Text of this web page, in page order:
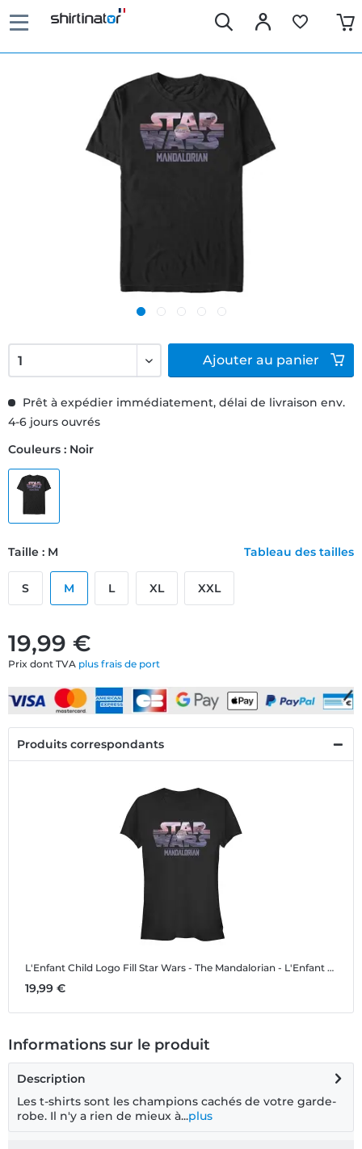
19,99 €
Prix dont TVA plus frais de port
Prêt à expédier immédiatement, délai de livraison env.
4-6 jours ouvrés
Couleurs : Noir
Taille : M Tableau des tailles
S M L XL XXL
Ajouter au panier
Produits correspondants
L'Enfant Child Logo Fill Star Wars - The Mandalorian - L'Enfant Child Logo Fill - Femme T-shirt
19,99 €
Informations sur le produit
Description
Les t-shirts sont les champions cachés de votre garde-
robe. Il n'y a rien de mieux à...plus